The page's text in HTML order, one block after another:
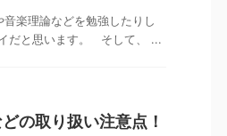
楽理論などを勉強したりし
だと思います。 そして、 ...
の取り扱い注意点！